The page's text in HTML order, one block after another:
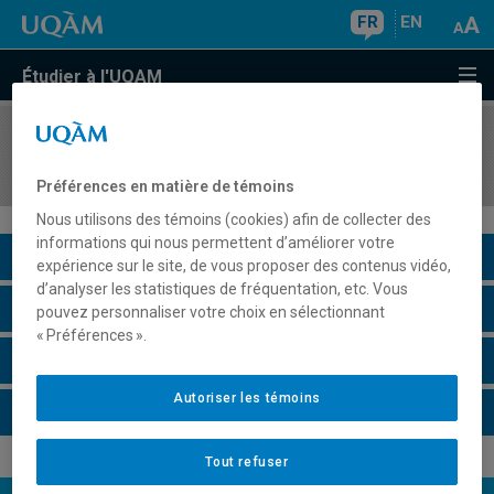
FR EN
Étudier à l'UQAM
COURS//
Description du cours
Horaire - Été 2026
Préférences en matière de témoins
Nous utilisons des témoins (cookies) afin de collecter des
informations qui nous permettent d’améliorer votre
expérience sur le site, de vous proposer des contenus vidéo,
d’analyser les statistiques de fréquentation, etc. Vous
pouvez personnaliser votre choix en sélectionnant
« Préférences ».
Tout refuser
Autoriser les témoins